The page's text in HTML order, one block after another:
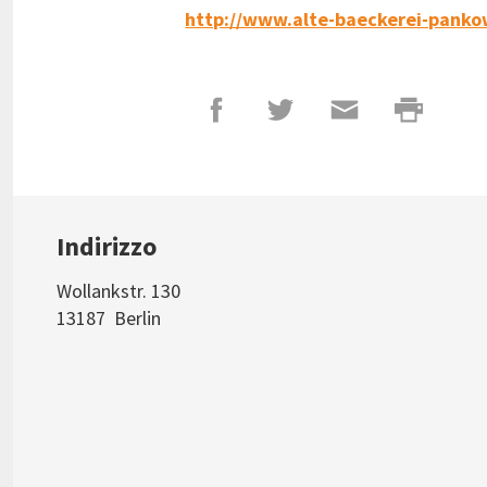
http://www.alte-baeckerei-
Indirizzo
Wollankstr. 130
13187 Berlin